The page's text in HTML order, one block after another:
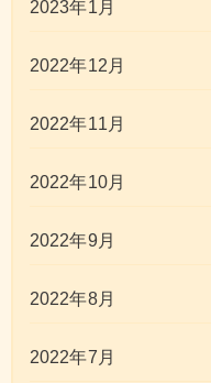
2023年1月
2022年12月
2022年11月
2022年10月
2022年9月
2022年8月
2022年7月